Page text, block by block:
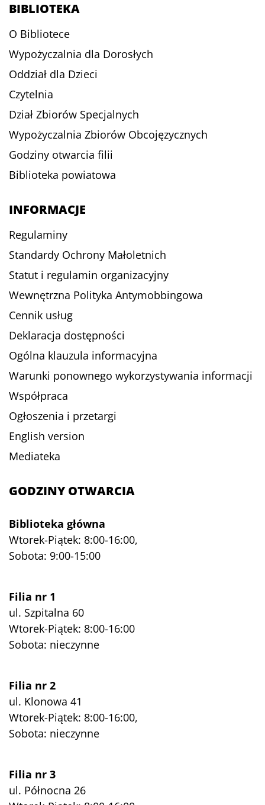
BIBLIOTEKA
O Bibliotece
Wypożyczalnia dla Dorosłych
Oddział dla Dzieci
Czytelnia
Dział Zbiorów Specjalnych
Wypożyczalnia Zbiorów Obcojęzycznych
Godziny otwarcia filii
Biblioteka powiatowa
INFORMACJE
Regulaminy
Standardy Ochrony Małoletnich
Statut i regulamin organizacyjny
Wewnętrzna Polityka Antymobbingowa
Cennik usług
Deklaracja dostępności
Ogólna klauzula informacyjna
Warunki ponownego wykorzystywania informacji
Współpraca
Ogłoszenia i przetargi
English version
Mediateka
GODZINY OTWARCIA
Biblioteka główna
Wtorek-Piątek: 8:00-16:00,
Sobota: 9:00-15:00
Filia nr 1
ul. Szpitalna 60
Wtorek-Piątek: 8:00-16:00
Sobota: nieczynne
Filia nr 2
ul. Klonowa 41
Wtorek-Piątek: 8:00-16:00,
Sobota: nieczynne
Filia nr 3
ul. Północna 26